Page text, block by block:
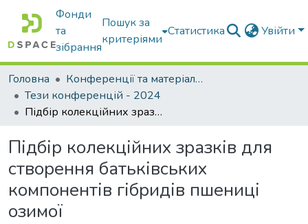
Фонди
та
зібрання
Пошук за
критеріями
Статистика Увійти
Головна
Конференції та матеріали конференцій
Тези конференцій - 2024
Підбір колекційних зразків для створення батьківських компонентів гібридів пшениці озимої
Підбір колекційних зразків для
створення батьківських
компонентів гібридів пшениці
озимої